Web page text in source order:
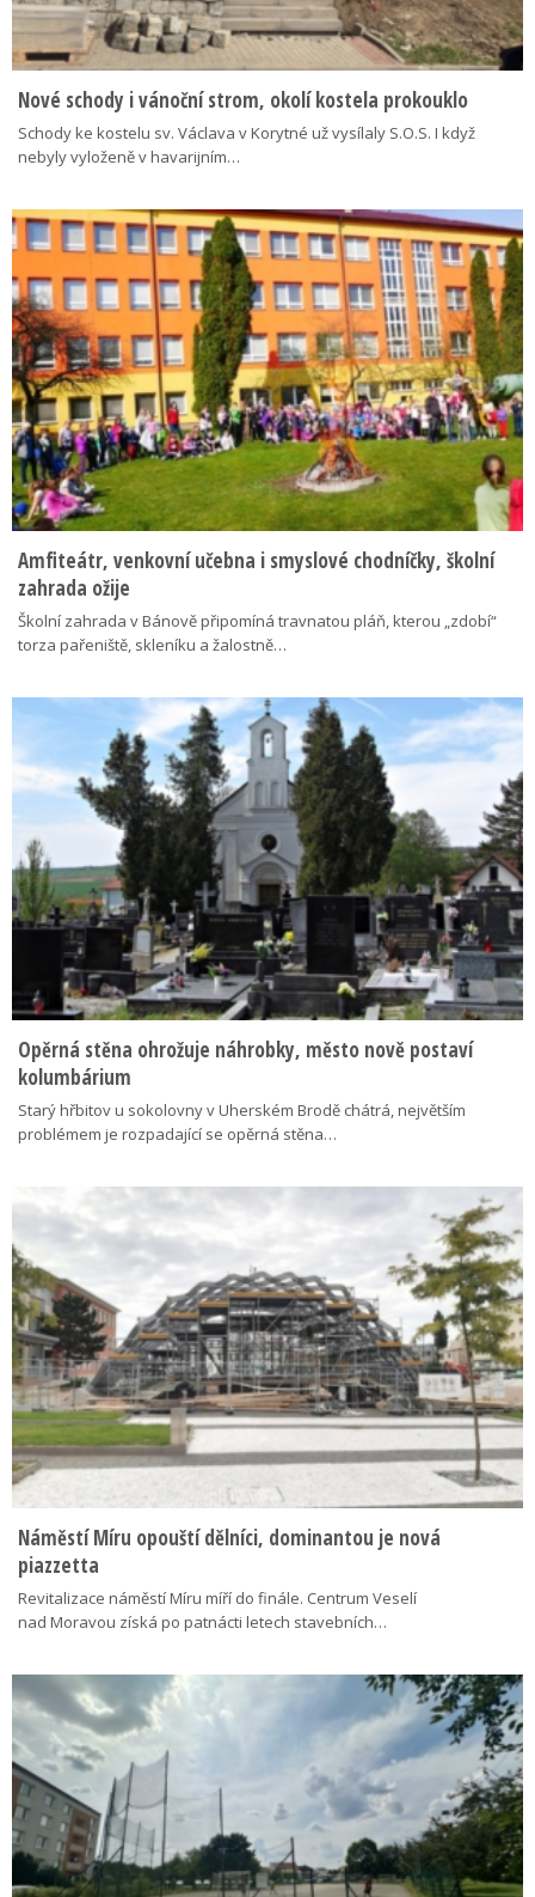
Nové schody i vánoční strom, okolí kostela prokouklo
Schody ke kostelu sv. Václava v Korytné už vysílaly S.O.S. I když
nebyly vyloženě v havarijním…
Amfiteátr, venkovní učebna i smyslové chodníčky, školní
zahrada ožije
Školní zahrada v Bánově připomíná travnatou pláň, kterou „zdobí“
torza pařeniště, skleníku a žalostně…
Opěrná stěna ohrožuje náhrobky, město nově postaví
kolumbárium
Starý hřbitov u sokolovny v Uherském Brodě chátrá, největším
problémem je rozpadající se opěrná stěna…
Náměstí Míru opouští dělníci, dominantou je nová
piazzetta
Revitalizace náměstí Míru míří do finále. Centrum Veselí
nad Moravou získá po patnácti letech stavebních…